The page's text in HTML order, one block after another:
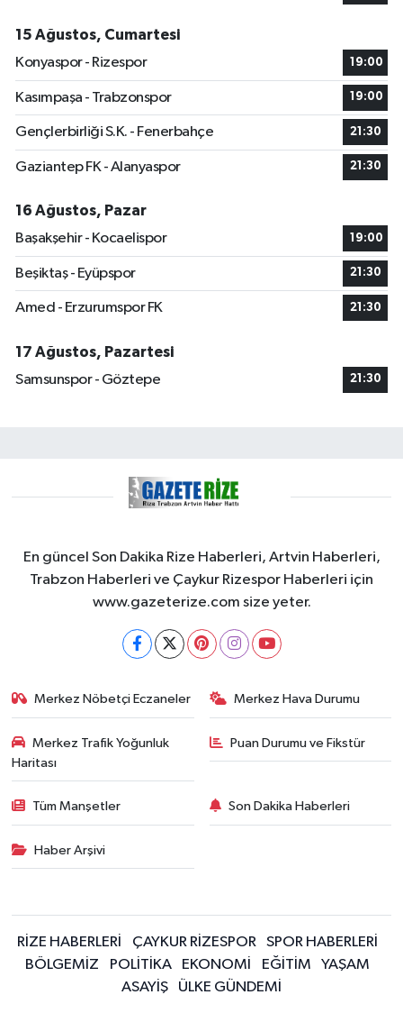
15 Ağustos, Cumartesi
Konyaspor - Rizespor
19:00
Kasımpaşa - Trabzonspor 19:00
Gençlerbirliği S.K. - Fenerbahçe 21:30
Gaziantep FK - Alanyaspor 21:30
16 Ağustos, Pazar
Başakşehir - Kocaelispor
19:00
Beşiktaş - Eyüpspor 21:30
Amed - Erzurumspor FK 21:30
17 Ağustos, Pazartesi
Samsunspor - Göztepe
21:30
En güncel Son Dakika Rize Haberleri, Artvin Haberleri,
Trabzon Haberleri ve Çaykur Rizespor Haberleri için
www.gazeterize.com size yeter.
Merkez Nöbetçi Eczaneler Merkez Hava Durumu
Merkez Trafik Yoğunluk
Haritası
Puan Durumu ve Fikstür
Tüm Manşetler Son Dakika Haberleri
Haber Arşivi
RİZE HABERLERİ ÇAYKUR RİZESPOR
SPOR HABERLERİ
BÖLGEMİZ
POLİTİKA EKONOMİ EĞİTİM
YAŞAM
ASAYİŞ
ÜLKE GÜNDEMİ